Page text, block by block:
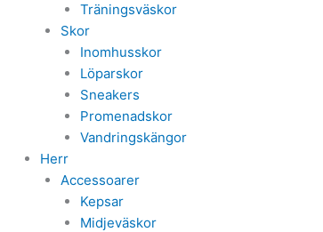
Träningsväskor
Skor
Inomhusskor
Löparskor
Sneakers
Promenadskor
Vandringskängor
Herr
Accessoarer
Kepsar
Midjeväskor